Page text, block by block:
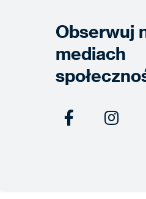
Obserwuj
mediach
 